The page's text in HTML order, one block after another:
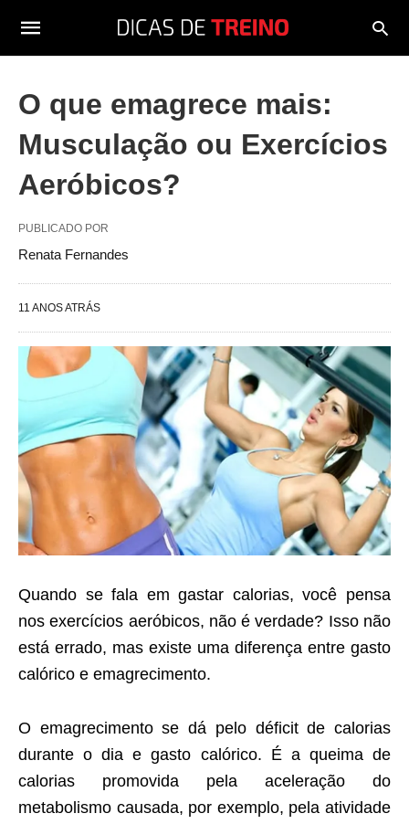
O que emagrece mais:
Musculação ou Exercícios
Aeróbicos?
PUBLICADO POR
Renata Fernandes
11 ANOS ATRÁS
Quando se fala em gastar calorias, você pensa
nos exercícios aeróbicos, não é verdade? Isso não
está errado, mas existe uma diferença entre gasto
calórico e emagrecimento.
O emagrecimento se dá pelo déficit de calorias
durante o dia e gasto calórico. É a queima de
calorias promovida pela aceleração do
metabolismo causada, por exemplo, pela atividade